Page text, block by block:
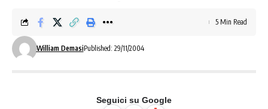
William DemasiPublished: 29/11/2004
5 Min Read
Seguici su Google